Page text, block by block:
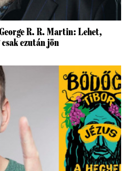
R. R. Martin: Lehet,
csak ezután jön